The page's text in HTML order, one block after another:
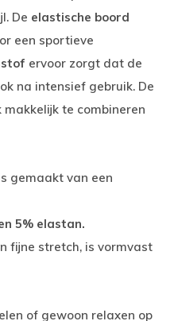
De elastische boord
een sportieve
ervoor zorgt dat de
na intensief gebruik. De
te combineren
gemaakt van een
5% elastan.
fijne stretch, is vormvast
of gewoon relaxen op